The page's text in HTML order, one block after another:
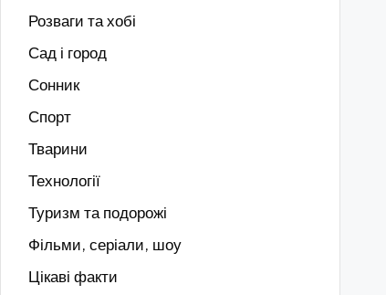
Розваги та хобі
Сад і город
Сонник
Спорт
Тварини
Технології
Туризм та подорожі
Фільми, серіали, шоу
Цікаві факти